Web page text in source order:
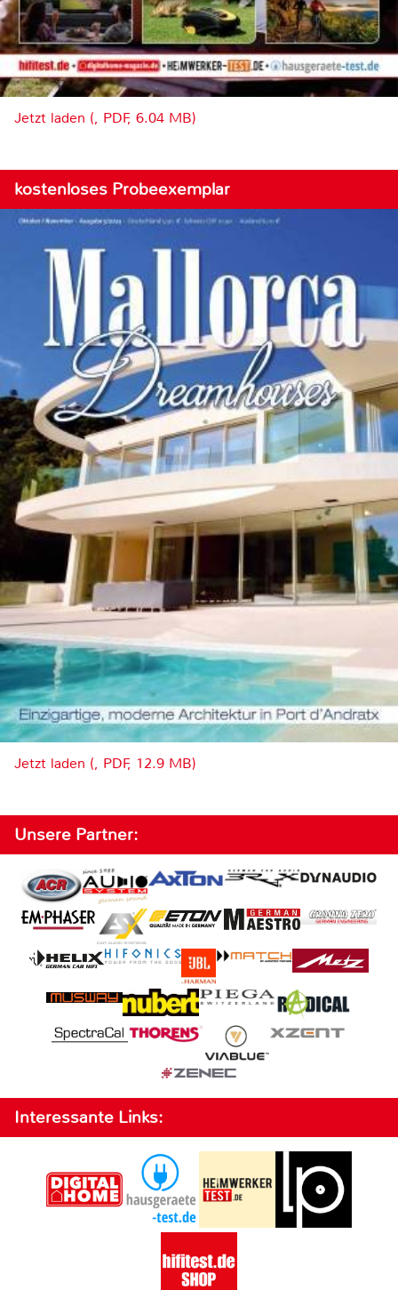
Jetzt laden (, PDF, 6.04 MB)
kostenloses Probeexemplar
Jetzt laden (, PDF, 12.9 MB)
Unsere Partner:
Interessante Links: